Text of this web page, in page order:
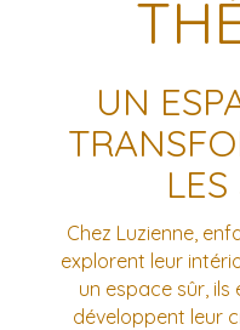
UN
Chez Luzienne,
explorent leur
un espace sûr, ils
développent leur